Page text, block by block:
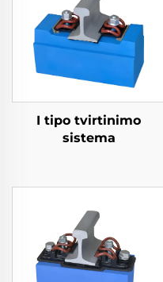
I tipo tvirtinimo
sistema